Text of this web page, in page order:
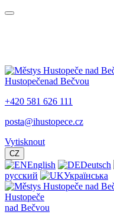
Hustopečenad Bečvou
+420 581 626 111
posta@ihustopece.cz
Vytisknout
CZ
English Deutsch
русский
Українська
Hustopeče
nad Bečvou